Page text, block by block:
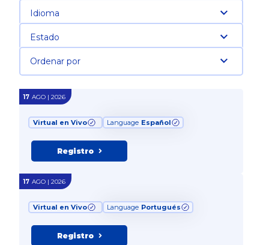
Idioma
Estado
Ordenar por
17 AGO | 2026
Virtual en Vivo Language Español
Registro
17 AGO | 2026
Virtual en Vivo Language Portugués
Registro